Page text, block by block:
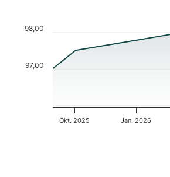
Okt. 2025 Jan. 2026
97,00
98,00